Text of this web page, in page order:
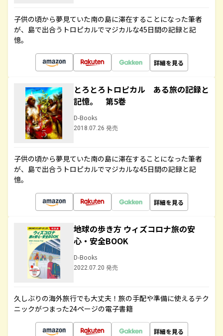
子供の頃から夢見ていた南の島に滞在することになった筆者
が、島で出合うトロピカルでマジカルな45日間の記録と記
憶。
詳細を見る
とろとろトロピカル ある旅の記録と
記憶。 第5巻
D-Books
2018.07.26 発売
子供の頃から夢見ていた南の島に滞在することになった筆者
が、島で出合うトロピカルでマジカルな45日間の記録と記
憶。
詳細を見る
地球の歩き方 ウィズコロナ旅の安
心・安全BOOK
D-Books
2022.07.20 発売
久しぶりの海外旅行でも大丈夫！旅の手配や準備に使えるテク
ニックがつまった24ページの電子書籍
詳細を見る